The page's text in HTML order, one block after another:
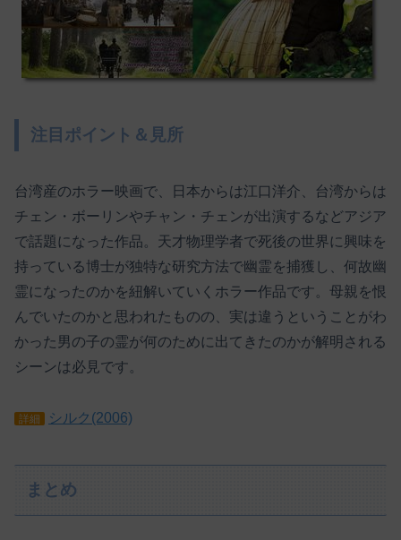
注目ポイント＆見所
台湾産のホラー映画で、日本からは江口洋介、台湾からは
チェン・ボーリンやチャン・チェンが出演するなどアジア
で話題になった作品。天才物理学者で死後の世界に興味を
持っている博士が独特な研究方法で幽霊を捕獲し、何故幽
霊になったのかを紐解いていくホラー作品です。母親を恨
んでいたのかと思われたものの、実は違うということがわ
かった男の子の霊が何のために出てきたのかが解明される
シーンは必見です。
詳細 シルク(2006)
まとめ